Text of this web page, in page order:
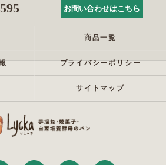
お問い合わせはこちら
商品一覧
プライバシーポリシー
サイトマップ